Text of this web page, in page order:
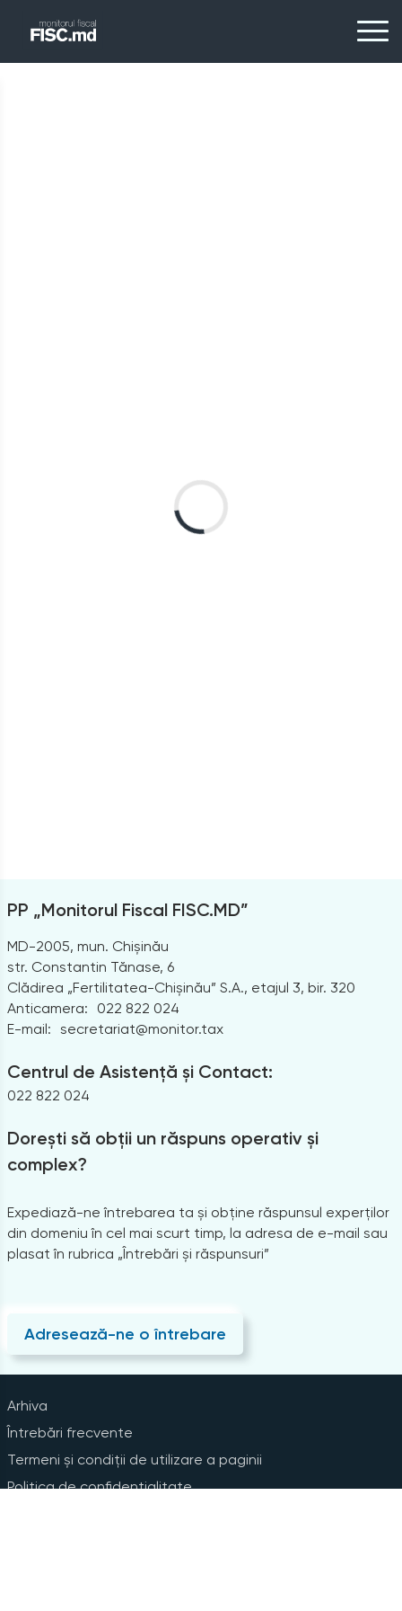
PP „Monitorul Fiscal FISC.MD”
MD-2005, mun. Chișinău
str. Constantin Tănase, 6
Clădirea „Fertilitatea-Chișinău” S.A., etajul 3, bir. 320
Anticamera:
022 822 024
E-mail: secretariat@monitor.tax
Centrul de Asistență și Contact:
022 822 024
Dorești să obții un răspuns operativ și
complex?
Expediază-ne întrebarea ta și obține răspunsul experților
din domeniu în cel mai scurt timp, la adresa de e-mail sau
plasat în rubrica „Întrebări și răspunsuri”
Adresează-ne o întrebare
Arhiva
Întrebări frecvente
Termeni și condiții de utilizare a paginii
Politica de confidențialitate